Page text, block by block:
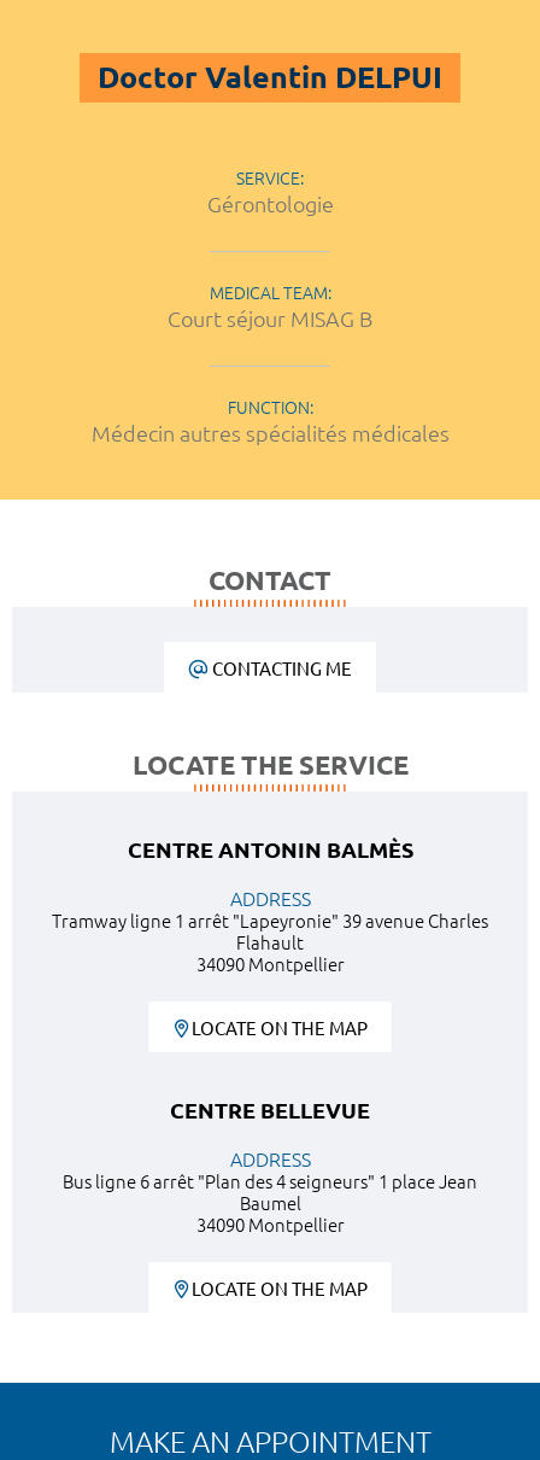
Doctor Valentin DELPUI
SERVICE:
Gérontologie
MEDICAL TEAM:
Court séjour MISAG B
FUNCTION:
Médecin autres spécialités médicales
CONTACT
CONTACTING ME
LOCATE THE SERVICE
CENTRE ANTONIN BALMÈS
ADDRESS
Tramway ligne 1 arrêt "Lapeyronie" 39 avenue Charles
Flahault
34090 Montpellier
LOCATE ON THE MAP
CENTRE BELLEVUE
ADDRESS
Bus ligne 6 arrêt "Plan des 4 seigneurs" 1 place Jean
Baumel
34090 Montpellier
LOCATE ON THE MAP
MAKE AN APPOINTMENT